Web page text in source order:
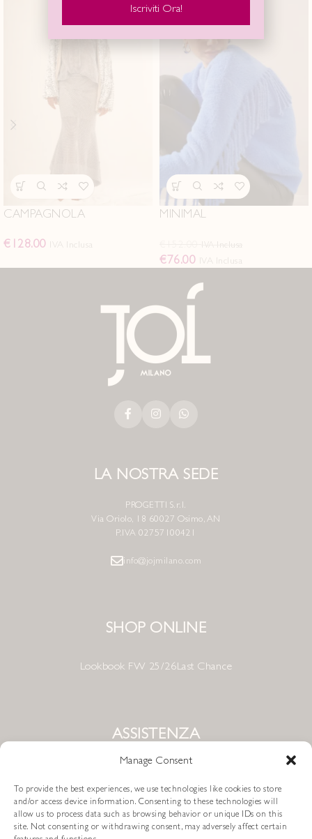
Manage Consent
To provide the best experiences, we use technologies like cookies to store
and/or access device information. Consenting to these technologies will
allow us to process data such as browsing behavior or unique IDs on this
site. Not consenting or withdrawing consent, may adversely affect certain
CAMPAGNOLA
€ 128.00
MINIMAL
€76.00
LA NOSTRA SEDE
PROGETTI S.r.l.
Via Oriolo, 18 60027 Osimo, AN
P.IVA 02757100421
info@jojmilano.com
SHOP ONLINE
Lookbook FW 25/26Last Chance
ASSISTENZA
Metodi di Pagamento
Resi e RimborsiSpedizioni
Iscriviti Ora!